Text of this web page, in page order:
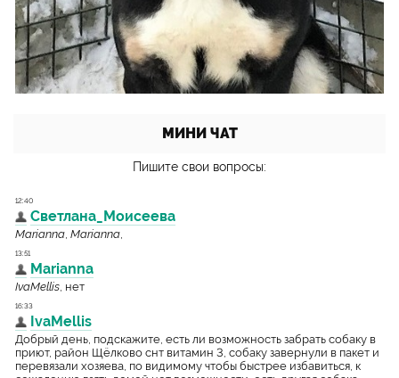
МИНИ ЧАТ
Пишите свои вопросы: